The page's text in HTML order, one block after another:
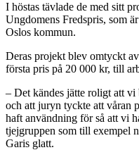
I höstas tävlade de med sitt
Ungdomens Fredspris, som
Oslos kommun.
Deras projekt blev omtyckt
första pris på 20 000 kr, till
– Det kändes jätte roligt att
och att juryn tyckte att våran
haft användning för så att vi
tjejgruppen som till exempel
Garis glatt.